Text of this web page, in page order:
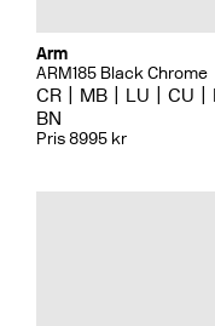
Arm
ARM185 Black Chrome
CR MB LU CU
BN
Pris 8995 kr